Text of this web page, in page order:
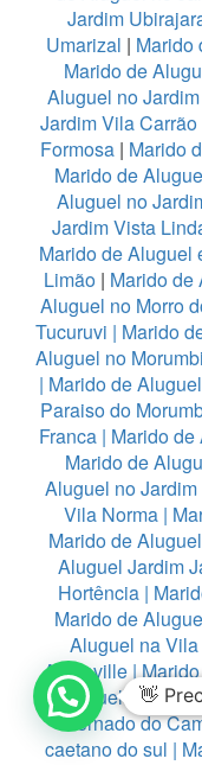
Jardim
Umarizal | Marido
Marido de
Aluguel no
Jardim Vila Carrão
Formosa| Marido
Marido de
Aluguel no
Jardim Vista
Marido de Aluguel
Limão | Marido de
Aluguel no Morro
Tucuruvi | Marido
Aluguel no Morumbi
| Marido de
Paraiso do
Franca | Marido
Marido de
Aluguel no
Vila Norma |
Marido de
Aluguel Jardim
Hortência |
Marido de
Aluguel na Vila
Alphaville|
Aluguel em
Bernado do
caetano do sul |
👋